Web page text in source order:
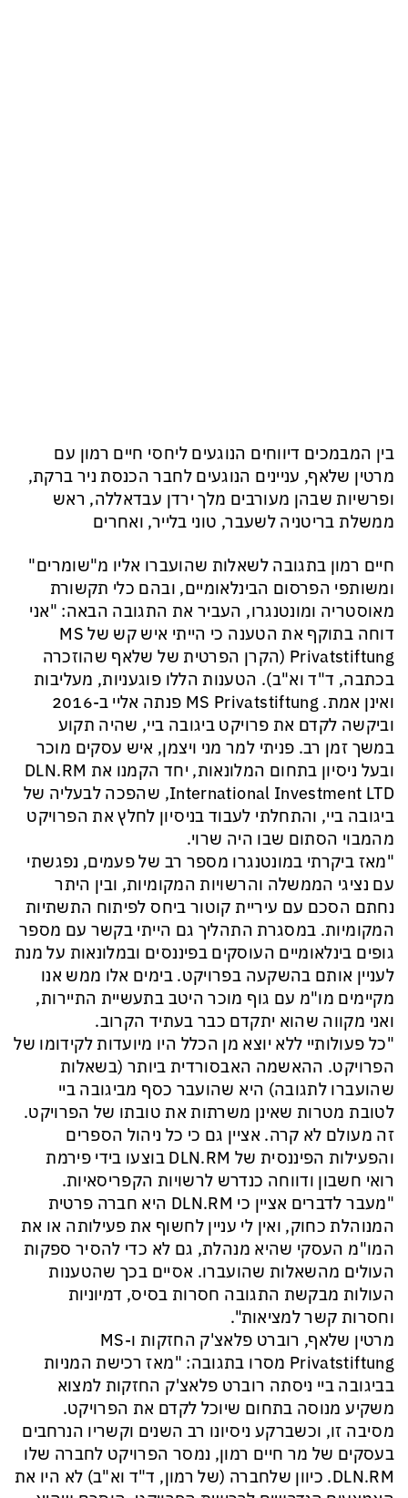
בין המבמכים דיווחים הנוגעים ליחסי חיים רמון עם
מרטין שלאף, עניינים הנוגעים לחבר הכנסת ניר ברקת,
ופרשיות שבהן מעורבים מלך ירדן עבדאללה, ראש
ממשלת בריטניה לשעבר, טוני בלייר, ואחרים
חיים רמון בתגובה לשאלות שהועברו אליו מ"שומרים"
ומשותפי הפרסום הבינלאומיים, ובהם כלי תקשורת
מאוסטריה ומונטנגרו, העביר את התגובה הבאה: "אני
דוחה בתוקף את הטענה כי הייתי איש קש של MS
Privatstiftung (הקרן הפרטית של שלאף שהוזכרה
בכתבה, ד"ד וא"ב). הטענות הללו פוגעניות, מעליבות
ואינן אמת. MS Privatstiftung פנתה אליי ב-2016
וביקשה לקדם את פרויקט ביגובה ביי, שהיה תקוע
במשך זמן רב. פניתי למר מני ויצמן, איש עסקים מוכר
ובעל ניסיון בתחום המלונאות, יחד הקמנו את DLN.RM
International Investment LTD, שהפכה לבעליה של
ביגובה ביי, והתחלתי לעבוד בניסיון לחלץ את הפרויקט
מהמבוי הסתום שבו היה שרוי.
"מאז ביקרתי במונטנגרו מספר רב של פעמים, נפגשתי
עם נציגי הממשלה והרשויות המקומיות, ובין היתר
נחתם הסכם עם עיריית קוטור ביחס לפיתוח התשתיות
המקומיות. במסגרת התהליך גם הייתי בקשר עם מספר
גופים בינלאומיים העוסקים בפיננסים ובמלונאות על מנת
לעניין אותם בהשקעה בפרויקט. בימים אלו ממש אנו
מקיימים מו"מ עם גוף מוכר היטב בתעשיית התיירות,
ואני מקווה שהוא יתקדם כבר בעתיד הקרוב.
"כל פעולותיי ללא יוצא מן הכלל היו מיועדות לקידומו של
הפרויקט. ההאשמה האבסורדית ביותר (בשאלות
שהועברו לתגובה) היא שהועבר כסף מביגובה ביי
לטובת מטרות שאינן משרתות את טובתו של הפרויקט.
זה מעולם לא קרה. אציין גם כי כל ניהול הספרים
והפעילות הפיננסית של DLN.RM בוצעו בידי פירמת
רואי חשבון ודווחה כנדרש לרשויות הקפריסאיות.
"מעבר לדברים אציין כי DLN.RM היא חברה פרטית
המנוהלת כחוק, ואין לי עניין לחשוף את פעילותה או את
המו"מ העסקי שהיא מנהלת, גם לא כדי להסיר ספקות
העולים מהשאלות שהועברו. אסיים בכך שהטענות
העולות מבקשת התגובה חסרות בסיס, דמיוניות
וחסרות קשר למציאות".
מרטין שלאף, רוברט פלאצ'ק החזקות ו-MS
Privatstiftung מסרו בתגובה: "מאז רכישת המניות
בביגובה ביי ניסתה רוברט פלאצ'ק החזקות למצוא
משקיע מנוסה בתחום שיוכל לקדם את הפרויקט.
מסיבה זו, וכשברקע ניסיונו רב השנים וקשריו הנרחבים
בעסקים של מר חיים רמון, נמסר הפרויקט לחברה שלו
DLN.RM. כיוון שלחברה (של רמון, ד"ד וא"ב) לא היו את